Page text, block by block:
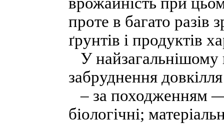
проте в багато разів
ґрунтів і продуктів
У найзагальнішому
забруднення
– за походженням —
біологічні;